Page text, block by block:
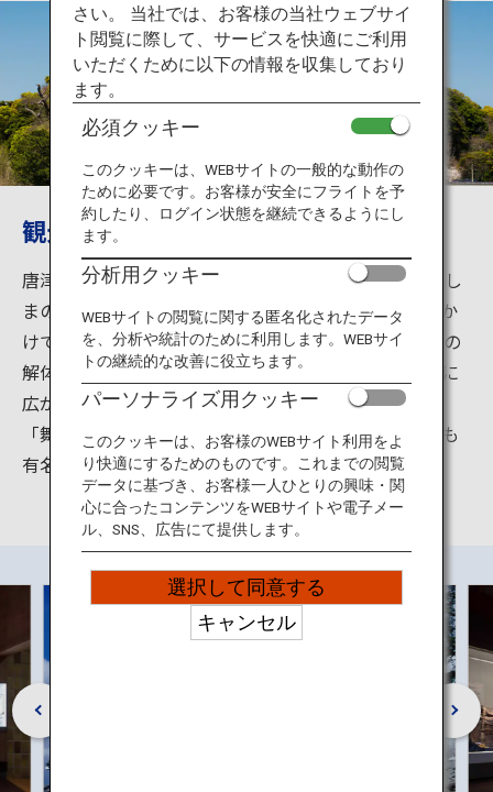
行き先
旅のお役立ち情報
ANA サービス
観光唐津のシンボル
唐津城は豊臣秀吉の家臣、寺沢志摩守広高（てらさわし
まのかみひろたか）により、1602年から7年の歳月をか
けて作られました。築城にあたっては、肥前名護屋城の
解体資材が用いられたといわれています。城から東西に
広がった砂浜が、翼を拡げた鶴に見えることから別名
「舞鶴城」とも呼ばれています。桜や藤の名所としても
有名です。
さい。 当社では、お客様の当社ウェブサイ
ト閲覧に際して、サービスを快適にご利用
いただくために以下の情報を収集しており
ます。
必須クッキー
このクッキーは、WEBサイトの一般的な動作の
ために必要です。お客様が安全にフライトを予
約したり、ログイン状態を継続できるようにし
ます。
分析用クッキー
WEBサイトの閲覧に関する匿名化されたデータ
を、分析や統計のために利用します。WEBサイ
トの継続的な改善に役立ちます。
パーソナライズ用クッキー
このクッキーは、お客様のWEBサイト利用をよ
り快適にするためのものです。これまでの閲覧
データに基づき、お客様一人ひとりの興味・関
心に合ったコンテンツをWEBサイトや電子メー
ル、SNS、広告にて提供します。
選択して同意する
キャンセル